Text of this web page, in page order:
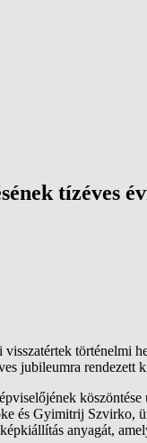
tízéves
történelmi
jubileumra rendezett
köszöntése
Gyimitrij Szvirko,
anyagát,